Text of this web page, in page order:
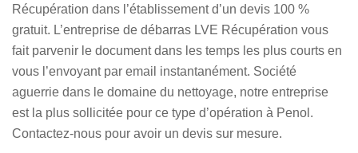
Récupération dans l’établissement d’un devis 100 %
gratuit. L’entreprise de débarras LVE Récupération vous
fait parvenir le document dans les temps les plus courts en
vous l’envoyant par email instantanément. Société
aguerrie dans le domaine du nettoyage, notre entreprise
est la plus sollicitée pour ce type d’opération à Penol.
Contactez-nous pour avoir un devis sur mesure.